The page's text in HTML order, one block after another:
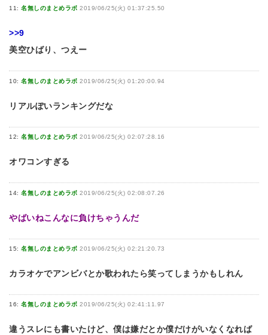
11: 名無しのまとめラボ 2019/06/25(火) 01:37:25.50
>>9
美空ひばり、つえー
10: 名無しのまとめラボ 2019/06/25(火) 01:20:00.94
リアルぽいランキングだな
12: 名無しのまとめラボ 2019/06/25(火) 02:07:28.16
オワコンすぎる
14: 名無しのまとめラボ 2019/06/25(火) 02:08:07.26
やばいねこんなに負けちゃうんだ
15: 名無しのまとめラボ 2019/06/25(火) 02:21:20.73
カラオケでアンビバとか歌われたら笑ってしまうかもしれん
16: 名無しのまとめラボ 2019/06/25(火) 02:41:11.97
違うスレにも書いたけど、僕は嫌だとか僕だけがいなくなれば